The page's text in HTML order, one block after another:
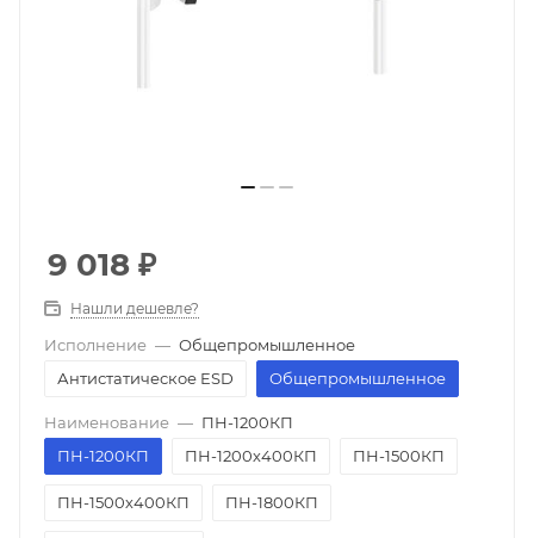
9 018 ₽
Нашли дешевле?
Исполнение — Общепромышленное
Антистатическое ESD
Общепромышленное
Наименование — ПН-1200КП
ПН-1200КП
ПН-1200х400КП ПН-1500КП
ПН-1500х400КП ПН-1800КП